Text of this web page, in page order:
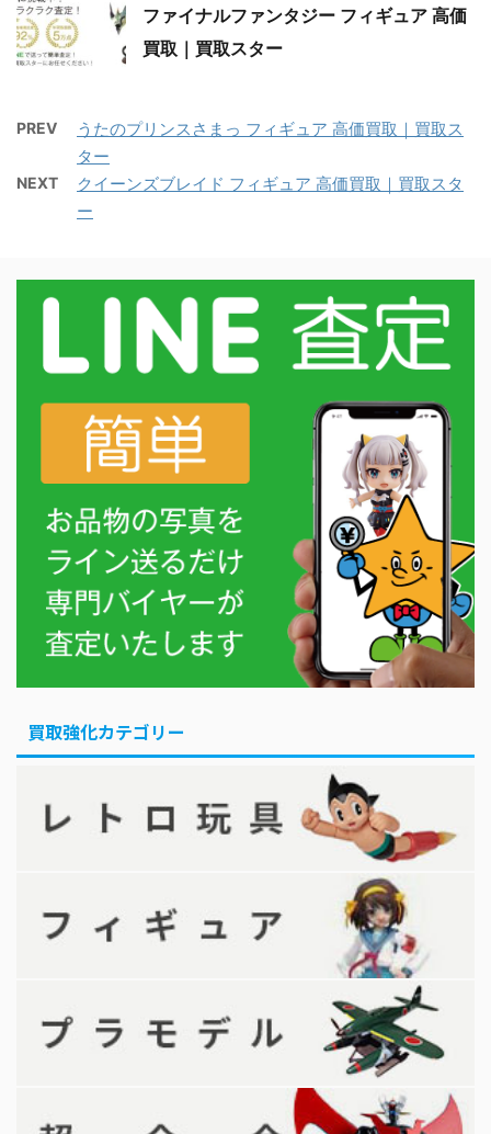
ファイナルファンタジー フィギュア 高価
買取｜買取スター
PREV
うたのプリンスさまっ フィギュア 高価買取｜買取ス
ター
NEXT
クイーンズブレイド フィギュア 高価買取｜買取スタ
ー
買取強化カテゴリー